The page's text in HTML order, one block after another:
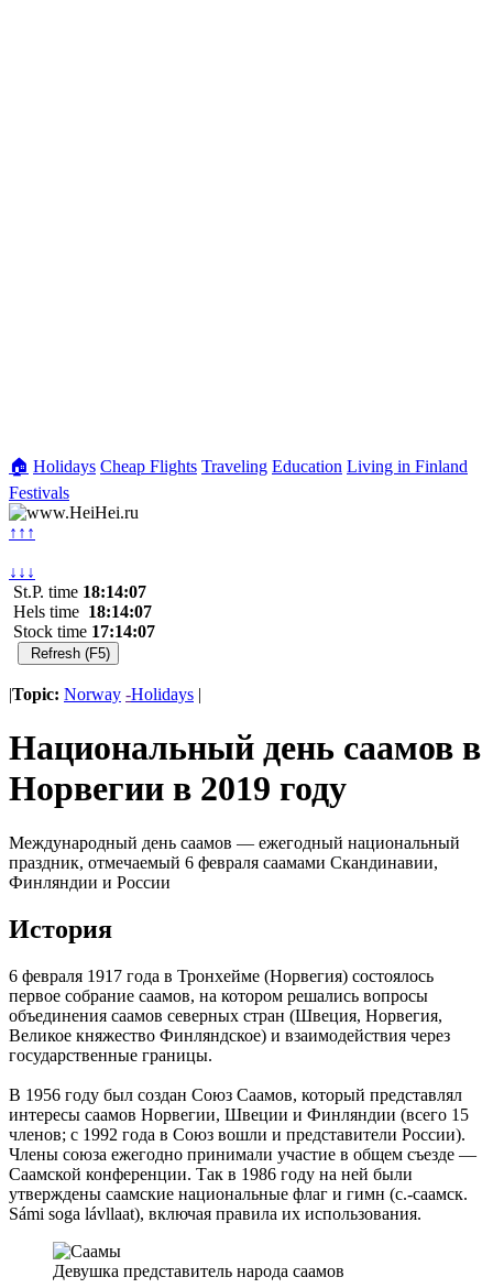
🏠 Holidays Cheap Flights Traveling Education Living in Finland
Festivals
↑↑↑
↓↓↓
St.P. time 18:14:07
Hels time 18:14:07
Stock time 17:14:07
|Topic: Norway -Holidays |
Национальный день саамов в
Норвегии в 2019 году
Международный день саамов — ежегодный национальный
праздник, отмечаемый 6 февраля саамами Скандинавии,
Финляндии и России
История
6 февраля 1917 года в Тронхейме (Норвегия) состоялось
первое собрание саамов, на котором решались вопросы
объединения саамов северных стран (Швеция, Норвегия,
Великое княжество Финляндское) и взаимодействия через
государственные границы.
В 1956 году был создан Союз Саамов, который представлял
интересы саамов Норвегии, Швеции и Финляндии (всего 15
членов; с 1992 года в Союз вошли и представители России).
Члены союза ежегодно принимали участие в общем съезде —
Саамской конференции. Так в 1986 году на ней были
утверждены саамские национальные флаг и гимн (с.-саамск.
Sámi soga lávllaat), включая правила их использования.
Девушка представитель народа саамов